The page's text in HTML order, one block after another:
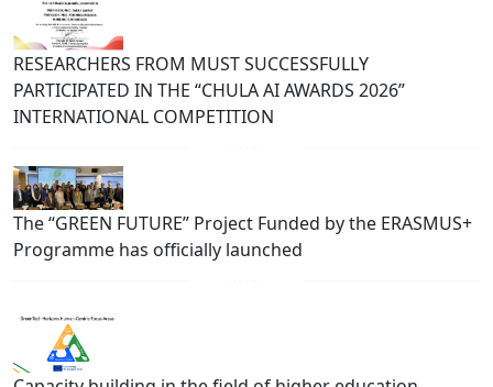
RESEARCHERS FROM MUST SUCCESSFULLY
PARTICIPATED IN THE “CHULA AI AWARDS 2026”
INTERNATIONAL COMPETITION
The “GREEN FUTURE” Project Funded by the ERASMUS+
Programme has officially launched